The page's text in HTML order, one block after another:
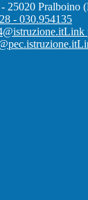
25020 Pralboino
- 030.954135
Link